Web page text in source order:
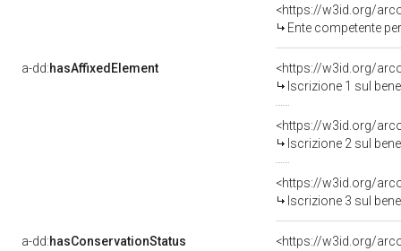
<https://w3id.org/
Ente competente per tutela
a-dd:hasAffixedElement
<https://w3id.org/
Iscrizione 1 sul
<https://w3id.org/
Iscrizione 2 sul
<https://w3id.org/
Iscrizione 3 sul
a-dd:hasConservationStatus
<https://w3id.org/